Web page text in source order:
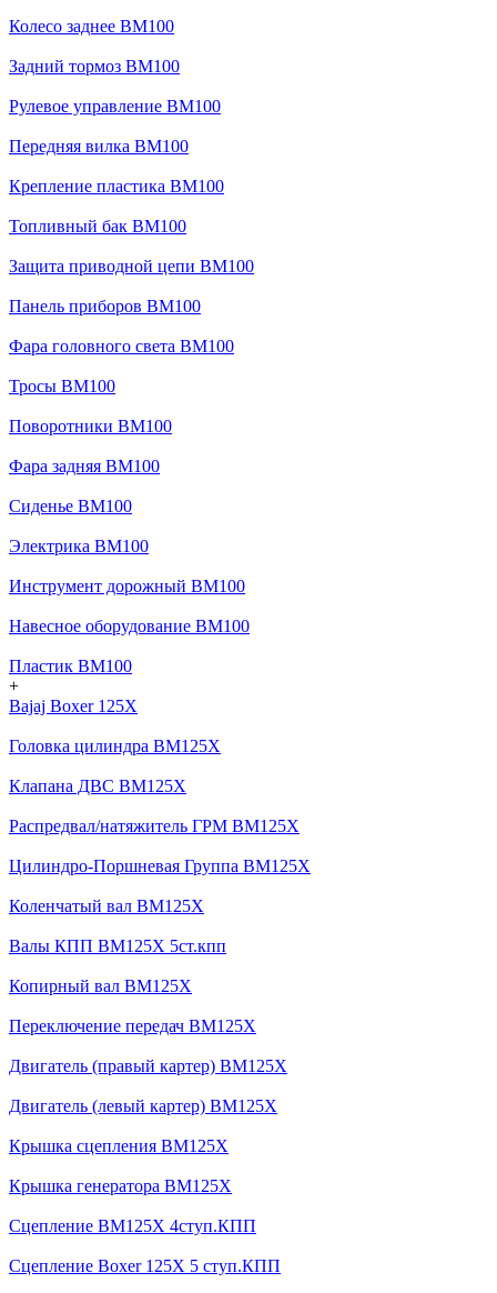
Колесо заднее BM100
Задний тормоз BM100
Рулевое управление BM100
Передняя вилка BM100
Крепление пластика BM100
Топливный бак BM100
Защита приводной цепи BM100
Панель приборов BM100
Фара головного света BM100
Тросы BM100
Поворотники BM100
Фара задняя BM100
Сиденье BM100
Электрика BM100
Инструмент дорожный BM100
Навесное оборудование BM100
Пластик BM100
+
Bajaj Boxer 125X
Головка цилиндра BM125X
Клапана ДВС BM125X
Распредвал/натяжитель ГРМ BM125X
Цилиндро-Поршневая Группа BM125X
Коленчатый вал BM125X
Валы КПП BM125X 5ст.кпп
Копирный вал BM125X
Переключение передач BM125X
Двигатель (правый картер) BM125X
Двигатель (левый картер) BM125X
Крышка сцепления BM125X
Крышка генератора BM125X
Сцепление BM125X 4ступ.КПП
Сцепление Boxer 125X 5 ступ.КПП